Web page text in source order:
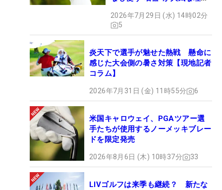
ギア”】
2026年7月29日 (水) 14時02分
5
炎天下で選手が魅せた熱戦 懸命に
感じた大会側の暑さ対策【現地記者
コラム】
2026年7月31日 (金) 11時55分 6
米国キャロウェイ、PGAツアー選
手たちが使用するノーメッキブレー
ドを限定発売
2026年8月6日 (木) 10時37分 33
LIVゴルフは来季も継続？ 新たな